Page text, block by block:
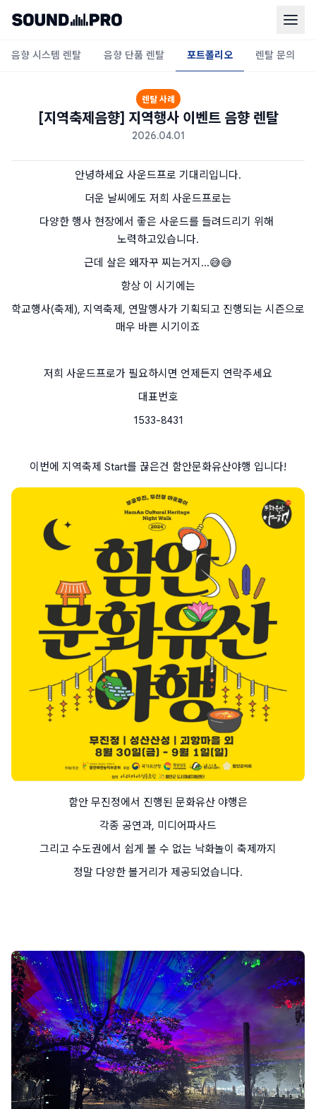
음향 시스템 렌탈 음향 단품 렌탈 포트폴리오 렌탈 문의
렌탈 사례
[지역축제음향] 지역행사 이벤트 음향 렌탈
2026.04.01
안녕하세요 사운드프로 기대리입니다.
더운 날씨에도 저희 사운드프로는
다양한 행사 현장에서 좋은 사운드를 들려드리기 위해
노력하고있습니다.
근데 살은 왜자꾸 찌는거지...😅😅
항상 이 시기에는
학교행사(축제), 지역축제, 연말행사가 기획되고 진행되는 시즌으로
매우 바쁜 시기이죠
저희 사운드프로가 필요하시면 언제든지 연락주세요
대표번호
1533-8431
이번에 지역축제 Start를 끊은건 함안문화유산야행 입니다!
함안 무진정에서 진행된 문화유산 야행은
각종 공연과, 미디어파사드
그리고 수도권에서 쉽게 볼 수 없는 낙화놀이 축제까지
정말 다양한 볼거리가 제공되었습니다.